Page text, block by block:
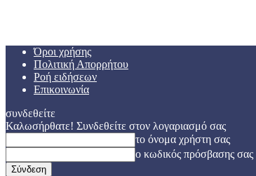
Όροι χρήσης
Πολιτική Απορρήτου
Ροή ειδήσεων
Επικοινωνία
συνδεθείτε
Καλωσήρθατε! Συνδεθείτε στον λογαριασμό σας
το όνομα χρήστη σας
ο κωδικός πρόσβασης σας